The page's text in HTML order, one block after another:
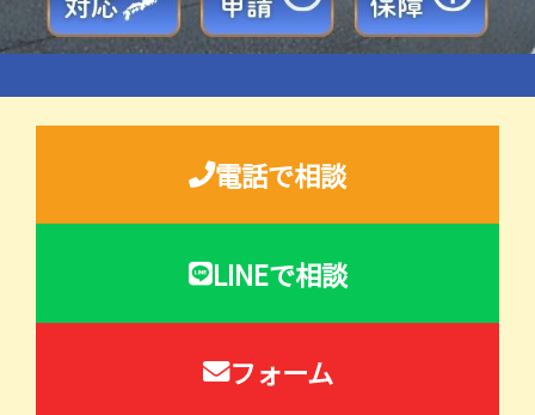
電話で相談
LINEで相談
フォーム